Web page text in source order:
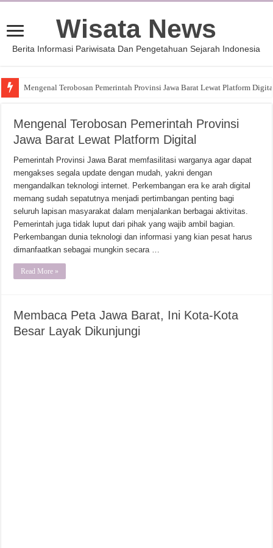
Wisata News
Berita Informasi Pariwisata Dan Pengetahuan Sejarah Indonesia
Mengenal Terobosan Pemerintah Provinsi Jawa Barat Lewat Platform
Mengenal Terobosan Pemerintah Provinsi
Jawa Barat Lewat Platform Digital
Pemerintah Provinsi Jawa Barat memfasilitasi warganya agar dapat
mengakses segala update dengan mudah, yakni dengan
mengandalkan teknologi internet. Perkembangan era ke arah digital
memang sudah sepatutnya menjadi pertimbangan penting bagi
seluruh lapisan masyarakat dalam menjalankan berbagai aktivitas.
Pemerintah juga tidak luput dari pihak yang wajib ambil bagian.
Perkembangan dunia teknologi dan informasi yang kian pesat harus
dimanfaatkan sebagai mungkin secara …
Read More »
Membaca Peta Jawa Barat, Ini Kota-Kota
Besar Layak Dikunjungi